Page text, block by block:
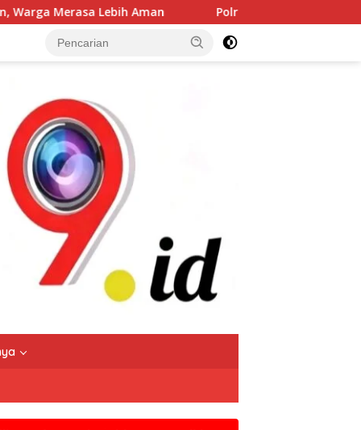
Polres Jombang Gelar Apel Siaga Bencana,